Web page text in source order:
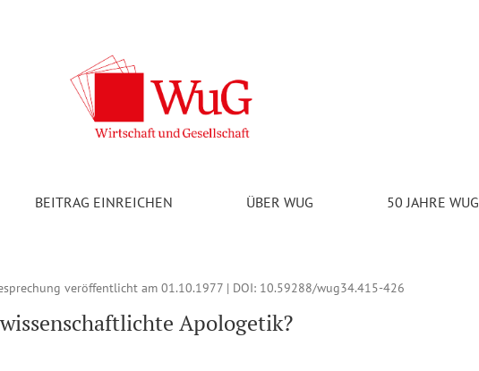
Wohlfahrt und Wirtschaftspolitik
BEITRAG EINREICHEN ÜBER WUG 50 JAHRE WUG
veröffentlicht am 01.10.1977 | DOI: 10.59288/wug34.415-426
Apologetik?